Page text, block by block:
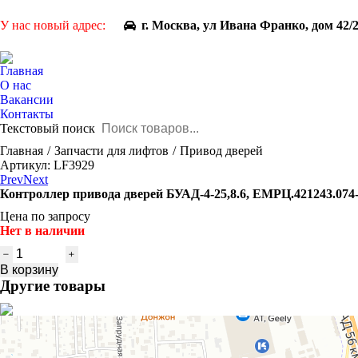
У нас новый адрес: г. Москва, ул Ивана Франко, дом 42/2
Главная
О нас
Вакансии
Контакты
Текстовый поиск
You are here:
Главная Запчасти для лифтов
Привод дверей
Артикул: LF3929
PrevNext
Контроллер привода дверей БУАД-4-25,8.6,
Цена по запросу
Нет в наличии
Количество
товара
Контроллер
привода
дверей
БУАД-4-
ЕМРЦ.421243.074-
В корзину
Другие товары